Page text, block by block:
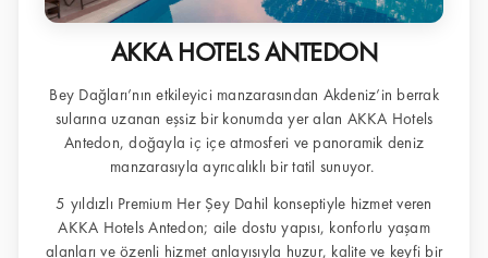
AKKA HOTELS ANTEDON
Bey Dağları’nın etkileyici manzarasından Akdeniz’in berrak
sularına uzanan eşsiz bir konumda yer alan AKKA Hotels
Antedon, doğayla iç içe atmosferi ve panoramik deniz
manzarasıyla ayrıcalıklı bir tatil sunuyor.
5 yıldızlı Premium Her Şey Dahil konseptiyle hizmet veren
AKKA Hotels Antedon; aile dostu yapısı, konforlu yaşam
alanları ve özenli hizmet anlayışıyla huzur, kalite ve keyfi bir